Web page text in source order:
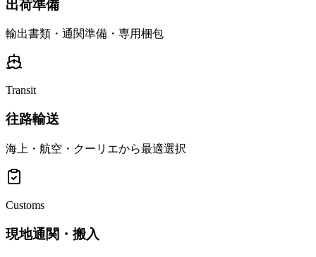
出荷準備
輸出書類・通関準備・専用梱包
Transit
往路輸送
海上・航空・クーリエから最適選択
Customs
現地通関・搬入